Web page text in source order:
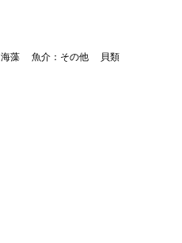
海藻 魚介：その他 貝類